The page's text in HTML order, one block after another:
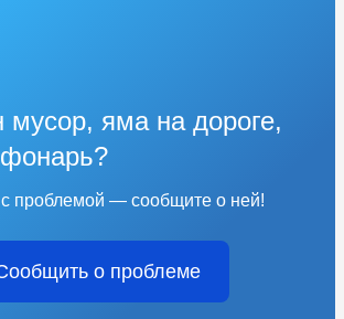
мусор, яма на дороге,
фонарь?
с проблемой — сообщите о ней!
о проблеме